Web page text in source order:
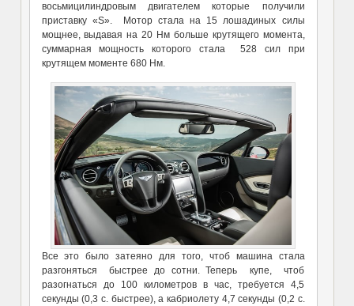
восьмицилиндровым двигателем которые получили
приставку «S». Мотор стала на 15 лошадиных силы
мощнее, выдавая на 20 Нм больше крутящего момента,
суммарная мощность которого стала 528 сил при
крутящем моменте 680 Нм.
Все это было затеяно для того, чтоб машина стала
разгоняться быстрее до сотни. Теперь купе, чтоб
разогнаться до 100 километров в час, требуется 4,5
секунды (0,3 с. быстрее), а кабриолету 4,7 секунды (0,2 с.